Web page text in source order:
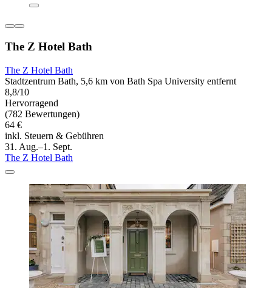
The Z Hotel Bath
The Z Hotel Bath
Stadtzentrum Bath, 5,6 km von Bath Spa University entfernt
8,8/10
Hervorragend
(782 Bewertungen)
64 €
inkl. Steuern & Gebühren
31. Aug.–1. Sept.
The Z Hotel Bath